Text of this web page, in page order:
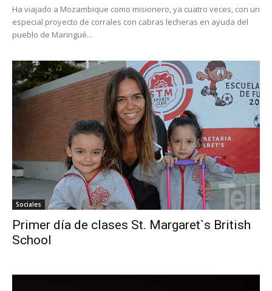
Ha viajado a Mozambique como misionero, ya cuatro veces, con un
especial proyecto de corrales con cabras lecheras en ayuda del
pueblo de Maringué...
Sociales
Primer día de clases St. Margaret`s British
School